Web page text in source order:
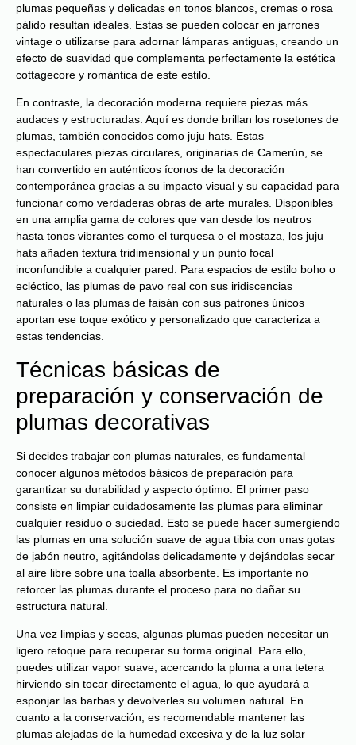
plumas pequeñas y delicadas en tonos blancos, cremas o rosa
pálido resultan ideales. Estas se pueden colocar en jarrones
vintage o utilizarse para adornar lámparas antiguas, creando un
efecto de suavidad que complementa perfectamente la estética
cottagecore y romántica de este estilo.
En contraste, la decoración moderna requiere piezas más
audaces y estructuradas. Aquí es donde brillan los rosetones de
plumas, también conocidos como juju hats. Estas
espectaculares piezas circulares, originarias de Camerún, se
han convertido en auténticos íconos de la decoración
contemporánea gracias a su impacto visual y su capacidad para
funcionar como verdaderas obras de arte murales. Disponibles
en una amplia gama de colores que van desde los neutros
hasta tonos vibrantes como el turquesa o el mostaza, los juju
hats añaden textura tridimensional y un punto focal
inconfundible a cualquier pared. Para espacios de estilo boho o
ecléctico, las plumas de pavo real con sus iridiscencias
naturales o las plumas de faisán con sus patrones únicos
aportan ese toque exótico y personalizado que caracteriza a
estas tendencias.
Técnicas básicas de
preparación y conservación de
plumas decorativas
Si decides trabajar con plumas naturales, es fundamental
conocer algunos métodos básicos de preparación para
garantizar su durabilidad y aspecto óptimo. El primer paso
consiste en limpiar cuidadosamente las plumas para eliminar
cualquier residuo o suciedad. Esto se puede hacer sumergiendo
las plumas en una solución suave de agua tibia con unas gotas
de jabón neutro, agitándolas delicadamente y dejándolas secar
al aire libre sobre una toalla absorbente. Es importante no
retorcer las plumas durante el proceso para no dañar su
estructura natural.
Una vez limpias y secas, algunas plumas pueden necesitar un
ligero retoque para recuperar su forma original. Para ello,
puedes utilizar vapor suave, acercando la pluma a una tetera
hirviendo sin tocar directamente el agua, lo que ayudará a
esponjar las barbas y devolverles su volumen natural. En
cuanto a la conservación, es recomendable mantener las
plumas alejadas de la humedad excesiva y de la luz solar